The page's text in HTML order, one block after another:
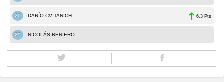
20 DARÍO CVITANICH 6.3 Pts
29 NICOLÁS RENIERO